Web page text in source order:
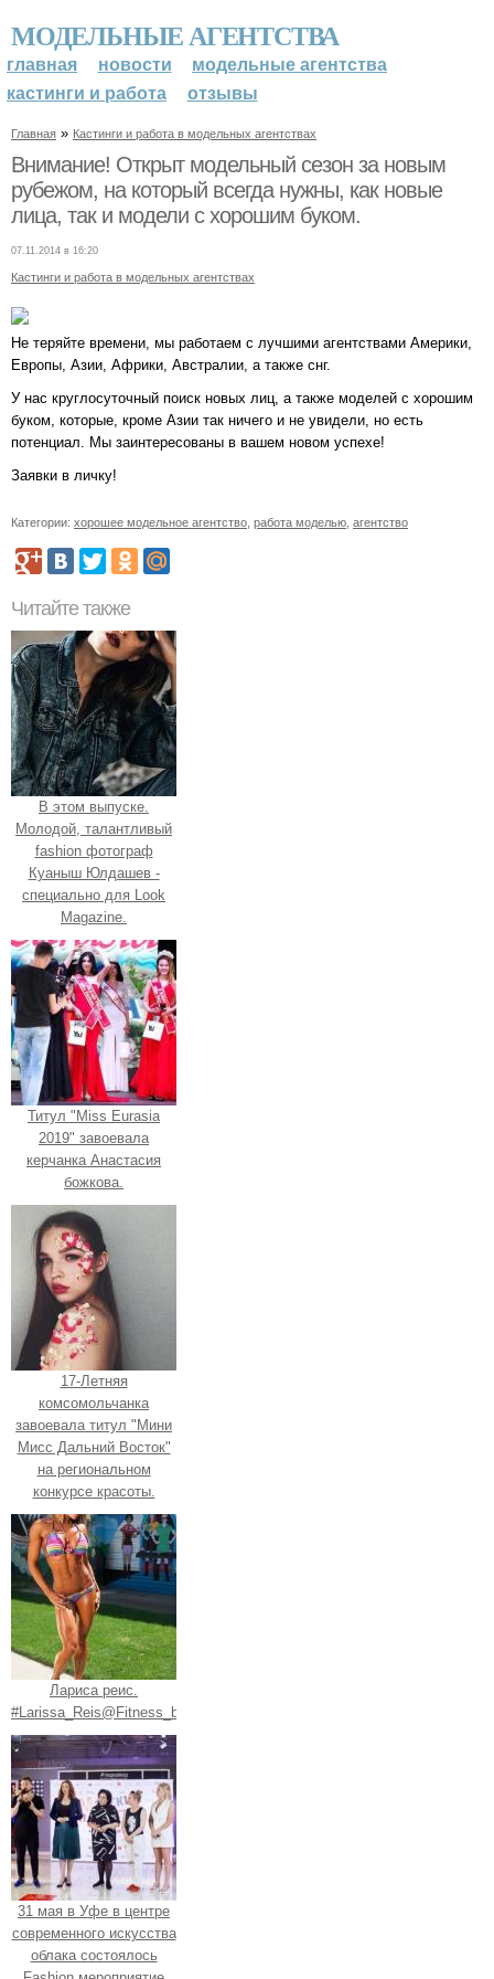
МОДЕЛЬНЫЕ АГЕНТСТВА
главная новости
модельные агентства
кастинги и работа
отзывы
Главная » Кастинги и работа в модельных агентствах
Внимание! Открыт модельный сезон за новым
рубежом, на который всегда нужны, как новые
лица, так и модели с хорошим буком.
07.11.2014 в 16:20
Кастинги и работа в модельных агентствах
Не теряйте времени, мы работаем с лучшими агентствами Америки,
Европы, Азии, Африки, Австралии, а также снг.
У нас круглосуточный поиск новых лиц, а также моделей с хорошим
буком, которые, кроме Азии так ничего и не увидели, но есть
потенциал. Мы заинтересованы в вашем новом успехе!
Заявки в личку!
Категории: хорошее модельное агентство работа моделью агентство
Читайте также
В этом выпуске.
Молодой, талантливый
fashion фотограф
Куаныш Юлдашев -
специально для Look
Magazine.
Титул "Miss Eurasia
2019" завоевала
керчанка Анастасия
божкова.
17-Летняя
комсомольчанка
завоевала титул "Мини
Мисс Дальний Восток"
на региональном
конкурсе красоты.
Лариса реис.
#Larissa_Reis@Fitness_bodybuilding1.
31 мая в Уфе в центре
современного искусства
облака состоялось